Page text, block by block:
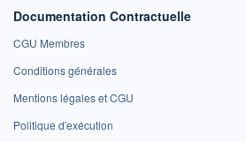
Documentation Contractuelle
CGU Membres
Conditions générales
Mentions légales et CGU
Politique d'exécution